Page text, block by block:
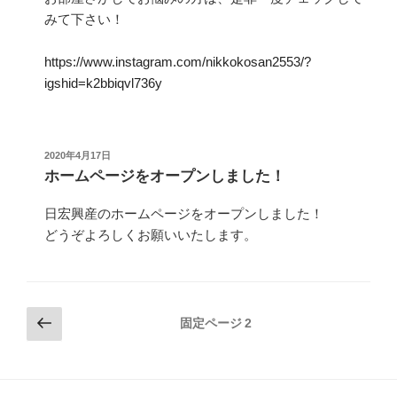
みて下さい！
https://www.instagram.com/nikkokosan2553/?
igshid=k2bbiqvl736y
投
稿
日:
2020年4月17日
ホームページをオープンしました！
日宏興産のホームページをオープンしました！
どうぞよろしくお願いいたします。
投
稿
前
の
固定ページ2